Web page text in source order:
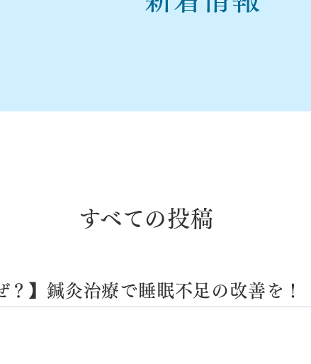
すべての投稿
？】鍼灸治療で睡眠不足の改善を！